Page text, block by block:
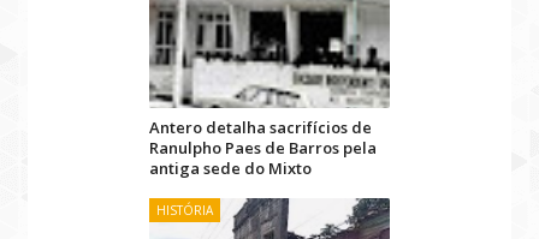
Antero detalha sacrifícios de
Ranulpho Paes de Barros pela
antiga sede do Mixto
HISTÓRIA